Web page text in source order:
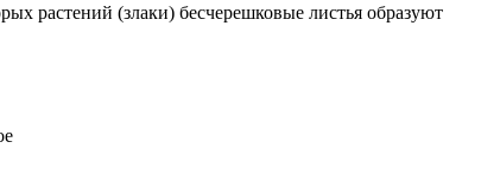
растений (злаки) бесчерешковые листья образуют